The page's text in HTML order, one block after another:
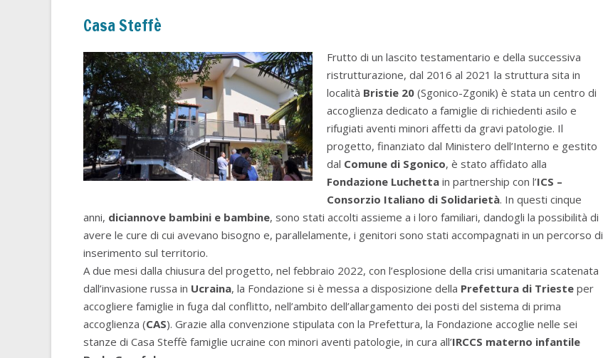
Casa Steffè
Frutto di un lascito testamentario e della successiva
ristrutturazione, dal 2016 al 2021 la struttura sita in
località Bristie 20 (Sgonico-Zgonik) è stata un centro di
accoglienza dedicato a famiglie di richiedenti asilo e
rifugiati aventi minori affetti da gravi patologie. Il
progetto, finanziato dal Ministero dell’Interno e gestito
dal Comune di Sgonico, è stato affidato alla
Fondazione Luchetta in partnership con l’ICS –
Consorzio Italiano di Solidarietà. In questi cinque
anni, diciannove bambini e bambine, sono stati accolti assieme a i loro familiari, dandogli la possibilità di
avere le cure di cui avevano bisogno e, parallelamente, i genitori sono stati accompagnati in un percorso di
inserimento sul territorio.
A due mesi dalla chiusura del progetto, nel febbraio 2022, con l’esplosione della crisi umanitaria scatenata
dall’invasione russa in Ucraina, la Fondazione si è messa a disposizione della Prefettura di Trieste per
accogliere famiglie in fuga dal conflitto, nell’ambito dell’allargamento dei posti del sistema di prima
accoglienza (CAS). Grazie alla convenzione stipulata con la Prefettura, la Fondazione accoglie nelle sei
stanze di Casa Steffè famiglie ucraine con minori aventi patologie, in cura all’IRCCS materno infantile